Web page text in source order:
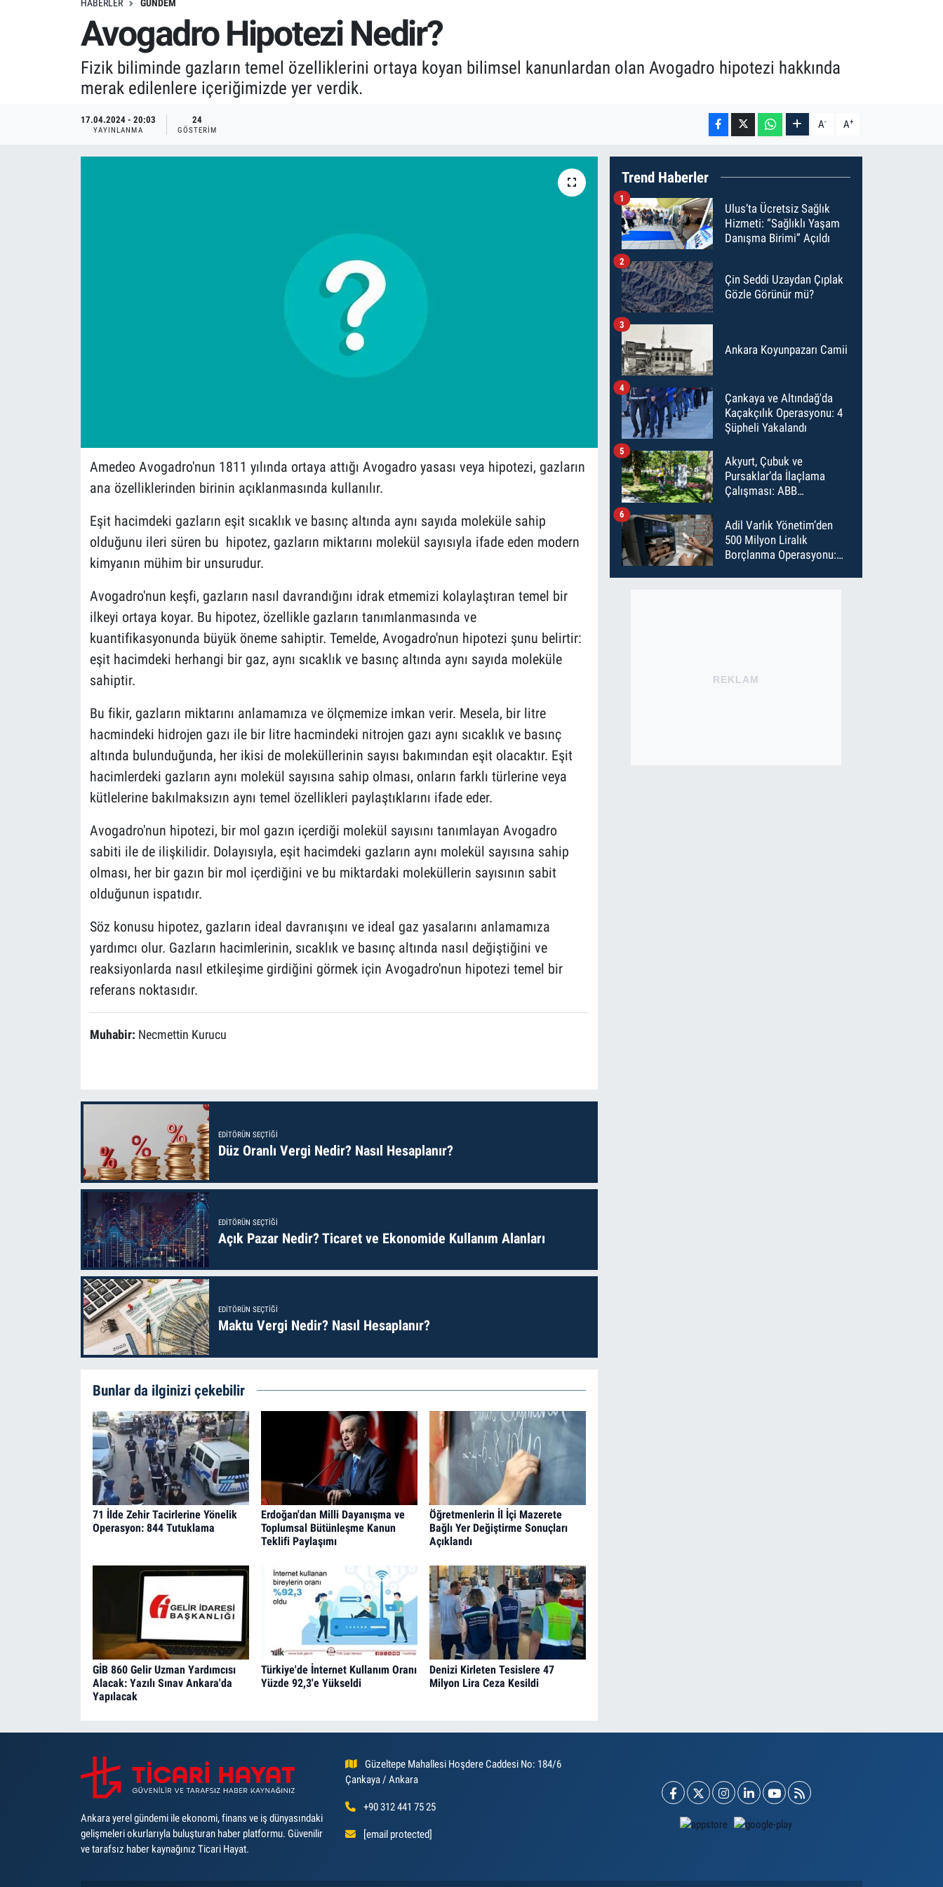
HABERLER GÜNDEM
Avogadro Hipotezi Nedir?
Fizik biliminde gazların temel özelliklerini ortaya koyan bilimsel kanunlardan olan Avogadro hipotezi hakkında
merak edilenlere içeriğimizde yer verdik.
17.04.2024 - 20:03
YAYINLANMA
24
GÖSTERIM A- A+
Amedeo Avogadro'nun 1811 yılında ortaya attığı Avogadro yasası veya hipotezi, gazların
ana özelliklerinden birinin açıklanmasında kullanılır.
Eşit hacimdeki gazların eşit sıcaklık ve basınç altında aynı sayıda moleküle sahip
olduğunu ileri süren bu hipotez, gazların miktarını molekül sayısıyla ifade eden modern
kimyanın mühim bir unsurudur.
Avogadro'nun keşfi, gazların nasıl davrandığını idrak etmemizi kolaylaştıran temel bir
ilkeyi ortaya koyar. Bu hipotez, özellikle gazların tanımlanmasında ve
kuantifikasyonunda büyük öneme sahiptir. Temelde, Avogadro'nun hipotezi şunu belirtir:
eşit hacimdeki herhangi bir gaz, aynı sıcaklık ve basınç altında aynı sayıda moleküle
sahiptir.
Bu fikir, gazların miktarını anlamamıza ve ölçmemize imkan verir. Mesela, bir litre
hacmindeki hidrojen gazı ile bir litre hacmindeki nitrojen gazı aynı sıcaklık ve basınç
altında bulunduğunda, her ikisi de moleküllerinin sayısı bakımından eşit olacaktır. Eşit
hacimlerdeki gazların aynı molekül sayısına sahip olması, onların farklı türlerine veya
kütlelerine bakılmaksızın aynı temel özellikleri paylaştıklarını ifade eder.
Avogadro'nun hipotezi, bir mol gazın içerdiği molekül sayısını tanımlayan Avogadro
sabiti ile de ilişkilidir. Dolayısıyla, eşit hacimdeki gazların aynı molekül sayısına sahip
olması, her bir gazın bir mol içerdiğini ve bu miktardaki moleküllerin sayısının sabit
olduğunun ispatıdır.
Söz konusu hipotez, gazların ideal davranışını ve ideal gaz yasalarını anlamamıza
yardımcı olur. Gazların hacimlerinin, sıcaklık ve basınç altında nasıl değiştiğini ve
reaksiyonlarda nasıl etkileşime girdiğini görmek için Avogadro'nun hipotezi temel bir
referans noktasıdır.
Muhabir: Necmettin Kurucu
EDITÖRÜN SEÇTIĞI
Düz Oranlı Vergi Nedir? Nasıl Hesaplanır?
EDITÖRÜN SEÇTIĞI
Açık Pazar Nedir? Ticaret ve Ekonomide Kullanım Alanları
EDITÖRÜN SEÇTIĞI
Maktu Vergi Nedir? Nasıl Hesaplanır?
Bunlar da ilginizi çekebilir
71 İlde Zehir Tacirlerine Yönelik
Operasyon: 844 Tutuklama
Erdoğan'dan Milli Dayanışma ve
Toplumsal Bütünleşme Kanun
Teklifi Paylaşımı
Öğretmenlerin İl İçi Mazerete
Bağlı Yer Değiştirme Sonuçları
Açıklandı
GİB 860 Gelir Uzman Yardımcısı
Alacak: Yazılı Sınav Ankara'da
Yapılacak
Türkiye'de İnternet Kullanım Oranı
Yüzde 92,3'e Yükseldi
Denizi Kirleten Tesislere 47
Milyon Lira Ceza Kesildi
Trend Haberler
Ulus’ta Ücretsiz Sağlık
Hizmeti: “Sağlıklı Yaşam
Danışma Birimi” Açıldı
1
Çin Seddi Uzaydan Çıplak
Gözle Görünür mü?
2
Ankara Koyunpazarı Camii
3
Çankaya ve Altındağ'da
Kaçakçılık Operasyonu: 4
Şüpheli Yakalandı
4
Akyurt, Çubuk ve
Pursaklar’da İlaçlama
Çalışması: ABB
İlaçladı
5
Adil Varlık Yönetim’den
500 Milyon Liralık
Borçlanma Operasyonu:
6
REKLAM
Ankara yerel gündemi ile ekonomi, finans ve iş dünyasındaki
gelişmeleri okurlarıyla buluşturan haber platformu. Güvenilir
ve tarafsız haber kaynağınız Ticari Hayat.
Güzeltepe Mahallesi Hoşdere Caddesi No: 184/6
Çankaya / Ankara
+90 312 441 75 25
[email protected]